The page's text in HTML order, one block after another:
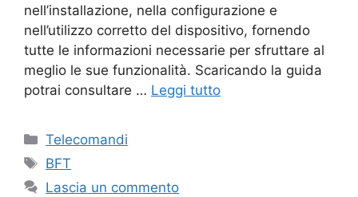
nell’installazione, nella configurazione e
nell’utilizzo corretto del dispositivo, fornendo
tutte le informazioni necessarie per sfruttare al
meglio le sue funzionalità. Scaricando la guida
potrai consultare … Leggi tutto
Categorie
Telecomandi
Tag
BFT
Lascia un commento